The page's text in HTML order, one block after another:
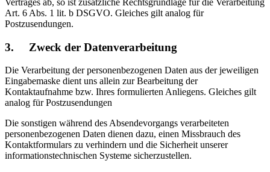
Vertrages ab, so ist zusätzliche Rechtsgrundlage für die Verarbeitung
Art. 6 Abs. 1 lit. b DSGVO. Gleiches gilt analog für
Postzusendungen.
3. Zweck der Datenverarbeitung
Die Verarbeitung der personenbezogenen Daten aus der jeweiligen
Eingabemaske dient uns allein zur Bearbeitung der
Kontaktaufnahme bzw. Ihres formulierten Anliegens. Gleiches gilt
analog für Postzusendungen
Die sonstigen während des Absendevorgangs verarbeiteten
personenbezogenen Daten dienen dazu, einen Missbrauch des
Kontaktformulars zu verhindern und die Sicherheit unserer
informationstechnischen Systeme sicherzustellen.